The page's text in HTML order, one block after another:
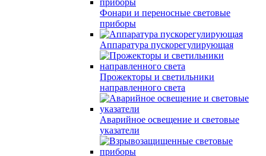
Фонари и переносные световые
приборы
Аппаратура пускорегулирующая
Прожекторы и светильники
направленного света
Аварийное освещение и световые
указатели